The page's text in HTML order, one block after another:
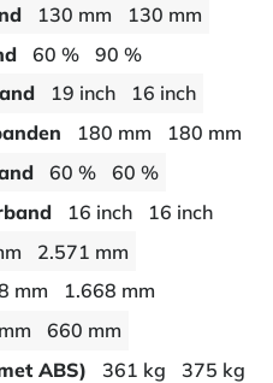
130 mm
130 mm
60 %
90 %
19 inch
16 inch
180 mm
180 mm
60 %
60 %
16 inch
16 inch
2.571 mm
mm
1.668 mm
660 mm
ABS)
361 kg
375 kg